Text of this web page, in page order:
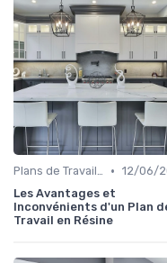
Plans de Travail en Stratifié • 12/06/
Les Avantages et
Inconvénients d'un Plan
Travail en Résine